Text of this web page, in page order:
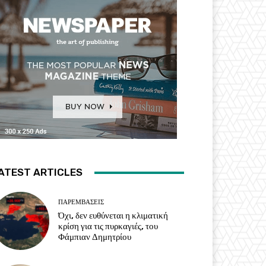
ARTICLES
ΠΑΡΕΜΒΑΣΕΙΣ
Όχι, δεν ευθύνεται η κλιματική
κρίση για τις πυρκαγιές, του
Φάμπιαν Δημητρίου